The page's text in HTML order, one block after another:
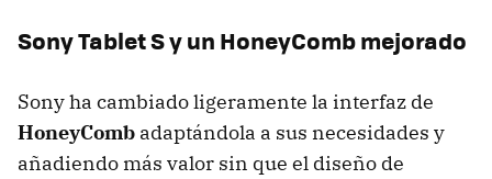
Sony Tablet S y un HoneyComb mejorado
Sony ha cambiado ligeramente la interfaz de
HoneyComb adaptándola a sus necesidades y
añadiendo más valor sin que el diseño de